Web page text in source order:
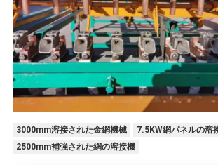
3000mm溶接された金網機械
7.5KW網パネルの溶
2500mm補強された網の溶接機